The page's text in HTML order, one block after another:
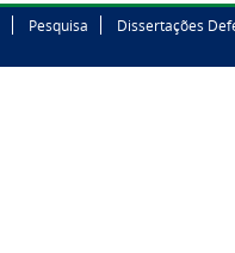
Pesquisa Dissertações